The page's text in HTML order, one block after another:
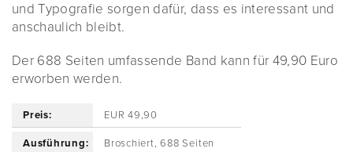
und Typografie sorgen dafür, dass es interessant und
anschaulich bleibt.
Der 688 Seiten umfassende Band kann für 49,90 Euro
erworben werden.
Preis: EUR 49,90
Ausführung: Broschiert, 688 Seiten